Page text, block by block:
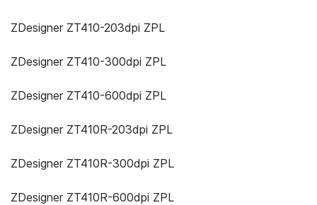
ZDesigner ZT410-203dpi ZPL
ZDesigner ZT410-300dpi ZPL
ZDesigner ZT410-600dpi ZPL
ZDesigner ZT410R-203dpi ZPL
ZDesigner ZT410R-300dpi ZPL
ZDesigner ZT410R-600dpi ZPL